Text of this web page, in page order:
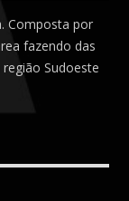
Composta por
fazendo das
Sudoeste